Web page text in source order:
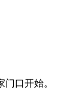
门口开始。